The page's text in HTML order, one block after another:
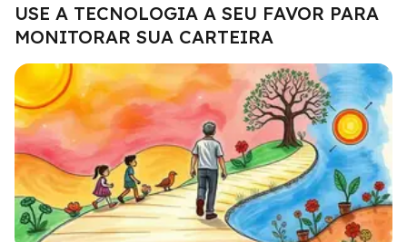
USE A TECNOLOGIA A SEU FAVOR PARA
MONITORAR SUA CARTEIRA